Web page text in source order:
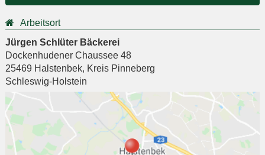
Arbeitsort
Jürgen Schlüter Bäckerei
Dockenhudener Chaussee 48
25469 Halstenbek, Kreis Pinneberg
Schleswig-Holstein